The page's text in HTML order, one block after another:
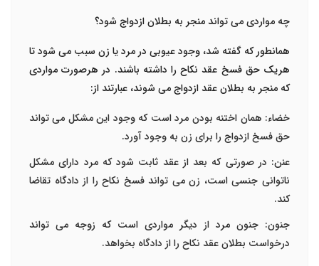
چه مواردی می تواند منجر به بطلان ازدواج شود؟
همانطور که گفته شد، وجود عیوبی در مرد یا زن سبب می شود تا
هریک حق فسخ عقد نکاح را داشته باشند. در هرصورت مواردی
که منجر به بطلان عقد ازدواج می شوند، عبارتند از:
خضاء: همان اختنه بودن مرد است که وجود این مشکل می تواند
حق فسخ ازدواج را برای زن به وجود آورد.
عنن: در صورتی که بعد از عقد ثابت شود که مرد دارای مشکل
ناتوانی جنسی است، زن می تواند فسخ نکاح را از دادگاه تقاضا
کند.
جنون: جنون مرد از دیگر مواردی است که زوجه می تواند
درخواست بطلان عقد نکاح را از دادگاه بخواهد.